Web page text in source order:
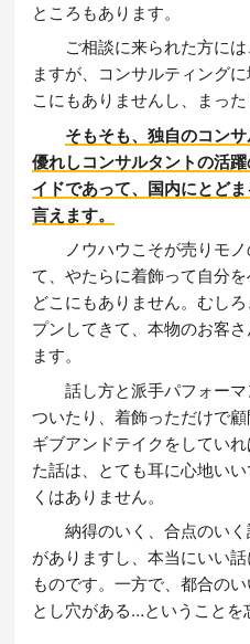
ところもあります。
ご相談に来られた方に
ますが、コンサルティング
こにもありませんし、まった
そもそも、独自のコン
優れしコンサルタントの活
イドであって、国内にとど
言えます。
ノウハウこそが売りモ
て、やたらに着飾って自分
どこにもありません。むし
プンしてきて、本物のお客
ます。
話し方と派手パフォー
ついたり、着飾っただけで
ギブアンドテイクをしてい
た話は、とても耳に心地い
くはありません。
納得のいく、合点のい
がありますし、本当にいい
ものです。一方で、都合の
とし穴がある…ということを